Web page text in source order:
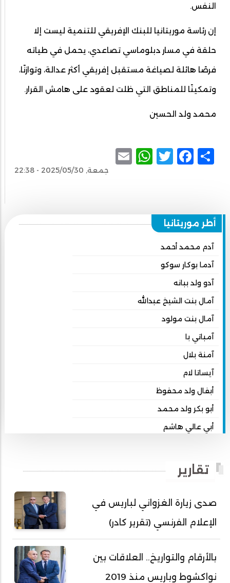
النفس.
إن رئاسة موريتانيا للبنك الإفريقي للتنمية ليست إلا
حلقة في مسار دبلوماسي تصاعدي، يحمل في طياته
فرصًا هائلة لصياغة مستقبل إفريقي أكثر عدالة، وتوازنًا،
وتمكينًا للمناطق التي ظلت لعقود على هامش القرار.
محمد ولد الحسين
Share
Facebook
Twitter
WhatsApp
جمعة, 2025/05/30 - 22:38
أطر موريتانيا
آدم محمد أحمد
آدما بوكار سوكو
آدو ولد ببانه
آمال بنت الشيخ عبدالله
آمال بنت مولود
آمباتي با
آمنة بلال
آيساتا لام
أبفال ولد محفوظ
أبو بكر ولد محمد
أبي عالي هاشم
أحمد بداه
أحمد دداهي مختار
أحمد زيدان ولد محمد محمود
أحمد سالم بكار
أحمد سالم ولد بده
أحمد سالم ولد بكار
تقارير
صدى زيارة الغزواني لباريس في
الإعلام الفرنسي (تقرير كادر)
بالأرقام والتواريخ.. العلاقات بين
نواكشوط وباريس منذ 2019